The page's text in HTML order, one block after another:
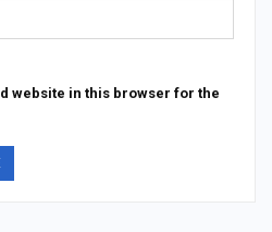
website in this browser for the